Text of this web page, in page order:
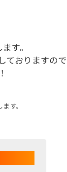
す。
おりますので
す。